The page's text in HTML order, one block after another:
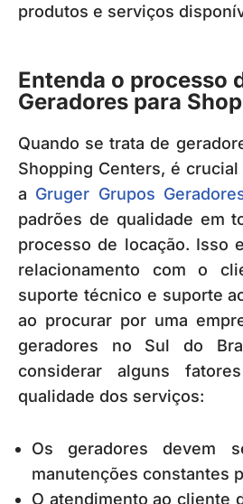
produtos e serviços
Entenda o processo
Geradores para
Quando se trata de
Shopping Centers, é
a Gruger Grupos
padrões de qualidade em
processo de locação. Isso
relacionamento com o
suporte técnico e suporte
ao procurar por uma
geradores no Sul do
considerar alguns
qualidade dos serviços:
Os geradores devem
manutenções constantes
O atendimento ao cliente